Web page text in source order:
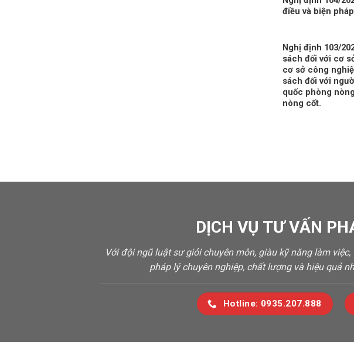
điều và biện
Nghị định 103/
sách đối với cơ
cơ sở công
sách đối với
quốc phòng
nòng cốt.
DỊCH VỤ TƯ VẤN
Với đội ngũ luật sư giỏi chuyên môn, giàu kỹ năng làm
pháp lý chuyên nghiệp, chất lượng và hiệu quả
Hotline: 0935.207.888